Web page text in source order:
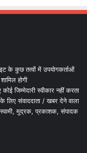
के कुछ तत्वों में उपयोगकर्ताओं
होगी
जिम्मेदारी स्वीकार नहीं करता
संवाददाता / खबर देने वाला
मुद्रक, प्रकाशक, संपादक